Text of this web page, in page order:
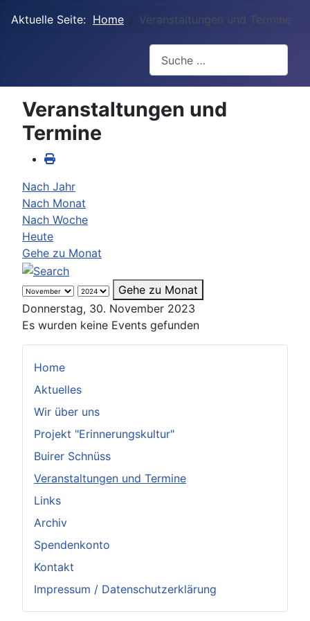
Aktuelle Seite: Home Veranstaltungen und Termine
Home
Aktuelles
Wir über uns
Projekt "Erinnerungskultur"
Buirer Schnüss
Veranstaltungen und Termine
Links
Archiv
Spendenkonto
Kontakt
Impressum / Datenschutzerklärung
Veranstaltungen und
Termine
Nach Jahr
Nach Monat
Nach Woche
Heute
Gehe zu Monat
Gehe zu Monat
Donnerstag, 30. November 2023
Es wurden keine Events gefunden